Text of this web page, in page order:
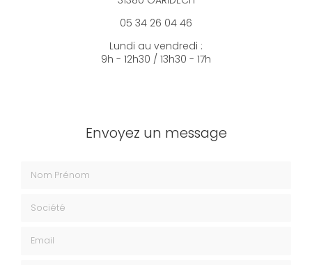
05 34 26 04 46
Lundi au vendredi :
9h - 12h30 / 13h30 - 17h
Envoyez un message